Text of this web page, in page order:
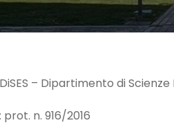
– Dipartimento di
: prot. n. 916/2016